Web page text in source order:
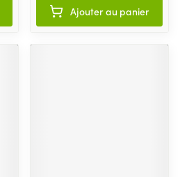
Ajouter au panier